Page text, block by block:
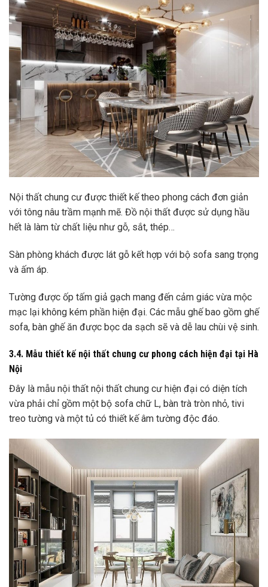
Nội thất chung cư được thiết kế theo phong cách đơn giản
với tông nâu trầm mạnh mẽ. Đồ nội thất được sử dụng hầu
hết là làm từ chất liệu như gỗ, sắt, thép…
Sàn phòng khách được lát gỗ kết hợp với bộ sofa sang trọng
và ấm áp.
Tường được ốp tấm giả gạch mang đến cảm giác vừa mộc
mạc lại không kém phần hiện đại. Các mẫu ghế bao gồm ghế
sofa, bàn ghế ăn được bọc da sạch sẽ và dễ lau chùi vệ sinh.
3.4. Mẫu thiết kế nội thất chung cư phong cách hiện đại tại Hà
Nội
Đây là mẫu nội thất nội thất chung cư hiện đại có diện tích
vừa phải chỉ gồm một bộ sofa chữ L, bàn trà tròn nhỏ, tivi
treo tường và một tủ có thiết kế âm tường độc đáo.